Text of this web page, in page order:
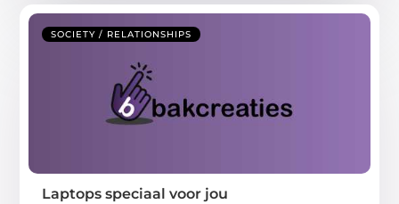
SOCIETY / RELATIONSHIPS
Laptops speciaal voor jou